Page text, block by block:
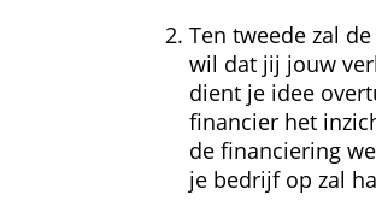
Ten tweede zal
wil dat jij jouw
dient je idee
financier het
de financiering
je bedrijf op zal